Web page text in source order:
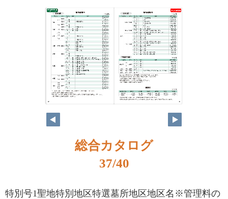
総合カタログ
37/40
特別号1聖地特別地区特選墓所地区地区名※管理料の